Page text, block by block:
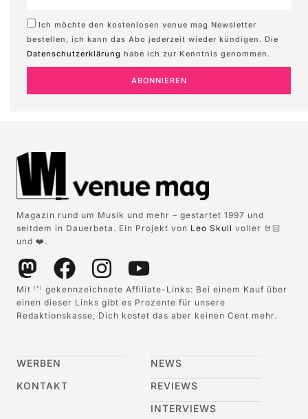
Ich möchte den kostenlosen venue mag Newsletter
bestellen, ich kann das Abo jederzeit wieder kündigen. Die
Datenschutzerklärung habe ich zur Kenntnis genommen.
ABONNIEREN
Magazin rund um Musik und mehr – gestartet 1997 und
seitdem in Dauerbeta. Ein Projekt von Leo Skull voller 🤘🏻
und ❤️.
Mit (*)
gekennzeichnete Affiliate-Links: Bei einem Kauf über
einen dieser Links gibt es Prozente für unsere
Redaktionskasse, Dich kostet das aber keinen Cent mehr.
WERBEN
KONTAKT
NEWS
REVIEWS
INTERVIEWS